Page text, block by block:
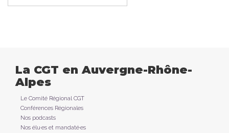
La CGT en Auvergne-Rhône-
Alpes
Le Comité Régional CGT
Conférences Régionales
Nos podcasts
Nos élu·es et mandaté·es